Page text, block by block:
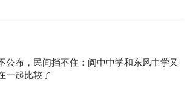
公布，民间挡不住：阆中中学和东风中学又
一起比较了